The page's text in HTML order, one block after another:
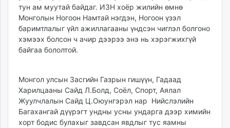
zarig.mn
today.mn
zuv.mn
mminfo.mn
unen.mn
asu.mn
shudarga.mn
shuurhai.mn
тун ам муутай байдаг. ИЗН хоёр жилийн өмнө
Монголын Ногоон Намтай нэгдэн, Ногоон үзэл
баримтлалыг үйл ажиллагааны үндсэн чиглэл болгоно
хэмээх болсон ч ачир дээрээ энэ нь хэрэгжихгүй
байгаа бололтой.
Монгол улсын Засгийн Газрын гишүүн, Гадаад
Харилцааны Сайд Л.Болд, Соёл, Спорт, Аялал
Жуулчлалын Сайд Ц.Оюунгэрэл нар Нийслэлийн
Багахангай дүүрэгт ундны усны ундарга дээр химийн
хорт бодис булахыг завдсан явдлыг тус яамны